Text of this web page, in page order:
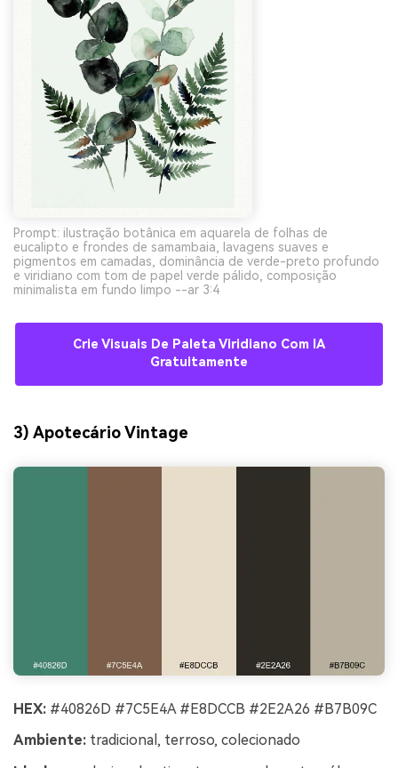
Prompt: ilustração botânica em aquarela de folhas de
eucalipto e frondes de samambaia, lavagens suaves e
pigmentos em camadas, dominância de verde-preto profundo
e viridiano com tom de papel verde pálido, composição
minimalista em fundo limpo --ar 3:4
Crie Visuais De Paleta Viridiano Com IA
Gratuitamente
3) Apotecário Vintage
HEX: #40826D #7C5E4A #E8DCCB #2E2A26 #B7B09C
Ambiente: tradicional, terroso, colecionado